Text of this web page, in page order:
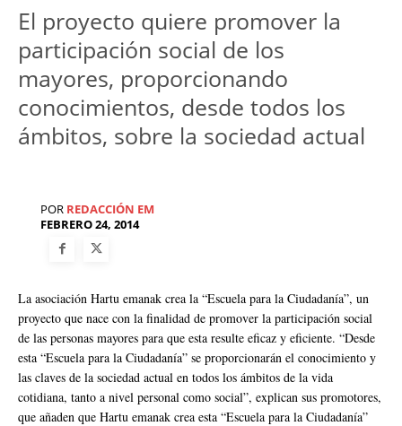
El proyecto quiere promover la
participación social de los
mayores, proporcionando
conocimientos, desde todos los
ámbitos, sobre la sociedad actual
POR REDACCIÓN EM
FEBRERO 24, 2014
La asociación Hartu emanak crea la “Escuela para la Ciudadanía”, un
proyecto que nace con la finalidad de promover la participación social
de las personas mayores para que esta resulte eficaz y eficiente. “Desde
esta “Escuela para la Ciudadanía” se proporcionarán el conocimiento y
las claves de la sociedad actual en todos los ámbitos de la vida
cotidiana, tanto a nivel personal como social”, explican sus promotores,
que añaden que Hartu emanak crea esta “Escuela para la Ciudadanía”